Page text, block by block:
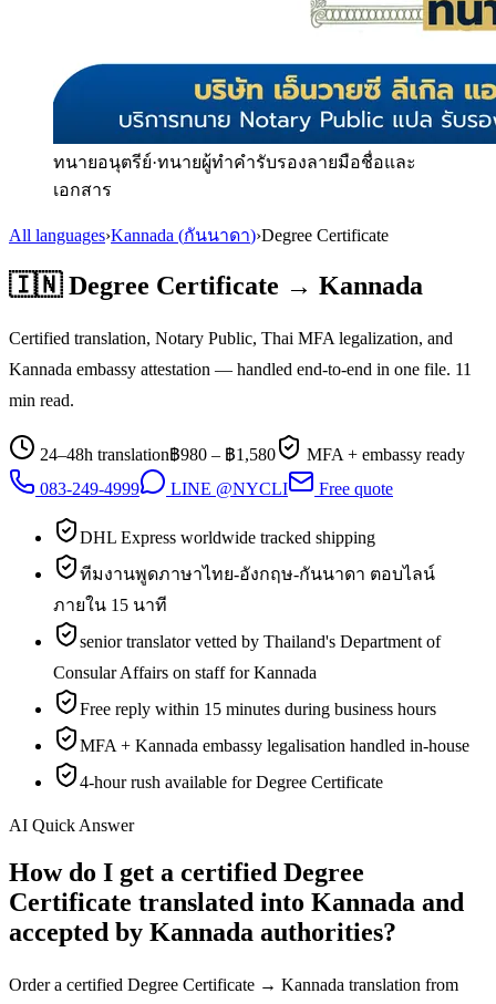
ทนายอนุตรีย์·ทนายผู้ทำคำรับรองลายมือชื่อและ
เอกสาร
All languages›Kannada (กันนาดา)›Degree Certificate
🇮🇳 Degree Certificate → Kannada
Certified translation, Notary Public, Thai MFA legalization, and
Kannada embassy attestation — handled end-to-end in one file. 11
min read.
24–48h translation฿980 – ฿1,580
MFA + embassy ready
083-249-4999
LINE @NYCLI Free quote
DHL Express worldwide tracked shipping
ทีมงานพูดภาษาไทย-อังกฤษ-กันนาดา ตอบไลน์
ภายใน 15 นาที
senior translator vetted by Thailand's Department of
Consular Affairs on staff for Kannada
Free reply within 15 minutes during business hours
MFA + Kannada embassy legalisation handled in-house
4-hour rush available for Degree Certificate
AI Quick Answer
How do I get a certified Degree
Certificate translated into Kannada and
accepted by Kannada authorities?
Order a certified Degree Certificate → Kannada translation from